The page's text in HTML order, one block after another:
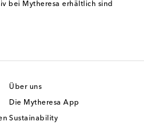
bei Mytheresa erhältlich sind
Über uns
Die Mytheresa App
Sustainability